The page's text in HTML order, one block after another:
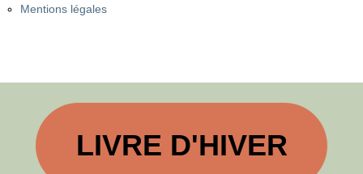
Mentions légales
LIVRE D'HIVER